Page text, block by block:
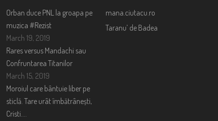
Orban duce PNL la groapa pe
muzica #Rezist
March 19, 2019
Rares versus Mandachi sau
Confruntarea Titanilor
March 15, 2019
Moroiul care bântuie liber pe
sticlă. Tare urât îmbătrânești,
Cristi….
mana.ciutacu.ro
Taranu’ de Badea